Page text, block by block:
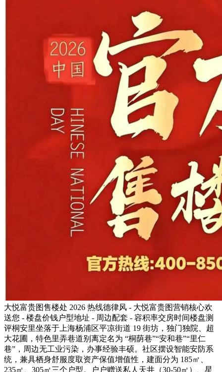
大悦富贵图售楼处 2026 热线德律风 - 大悦富贵图营销核心欢
送您 - 楼盘价钱户型地址 - 周边配套 - 容积率交房时间楼盘测
评桐安里坐落于上海杨浦区平凉街道 19 街坊，独门独院、超
大花圃，特色里弄巷道别离定名为 “桐荫巷”“安和巷”“里仁
巷”，周边无工业污染，办事经验丰硕。社区摆设智能安防系
统，兼具栖身舒服度取资产保值增值性，建面分为 185㎡、
235㎡、305㎡三个户型。户户赠送私人天井（30-50㎡）、星